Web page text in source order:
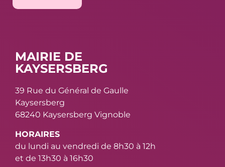
MAIRIE DE
KAYSERSBERG
39 Rue du Général de Gaulle
Kaysersberg
68240 Kaysersberg Vignoble
HORAIRES
du lundi au vendredi de 8h30 à 12h
et de 13h30 à 16h30